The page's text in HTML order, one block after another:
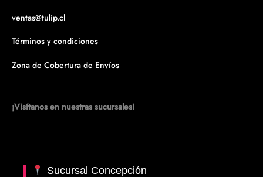
ventas@tulip.cl
Términos y condiciones
Zona de Cobertura de Envíos
¡Visítanos en nuestras sucursales!
Sucursal Concepción